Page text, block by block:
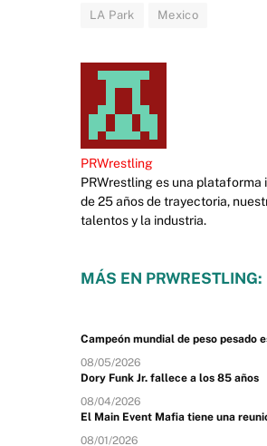
LA Park Mexico
PRWrestling
PRWrestling es una plataforma
de 25 años de trayectoria,
talentos y la industria.
MÁS EN PRWRESTLING:
Campeón mundial de peso pesado
08/05/2026
Dory Funk Jr. fallece a los 85 años
08/04/2026
El Main Event Mafia tiene una
08/01/2026